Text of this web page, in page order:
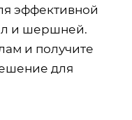
эффективной
и шершней.
и получите
для